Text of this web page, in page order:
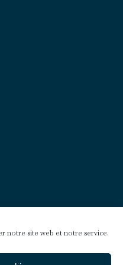
notre site web et notre service.